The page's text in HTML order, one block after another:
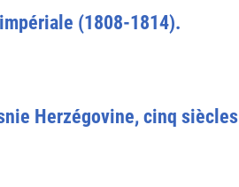
(1808-1814).
Herzégovine, cinq siècles